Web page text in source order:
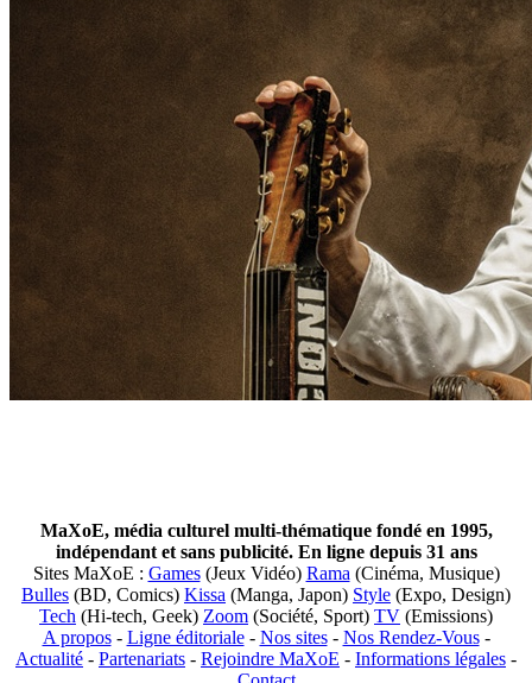
MaXoE, média culturel multi-thématique fondé en 1995,
indépendant et sans publicité. En ligne depuis 31 ans
Sites MaXoE : Games(Jeux Vidéo) Rama (Cinéma, Musique)
Bulles (BD, Comics) Kissa (Manga, Japon) Style (Expo, Design)
Tech (Hi-tech, Geek) Zoom (Société, Sport) TV (Emissions)
A propos- Ligne éditoriale- Nos sites- Nos Rendez-Vous-
Actualité - Partenariats - Rejoindre MaXoE - Informations légales -